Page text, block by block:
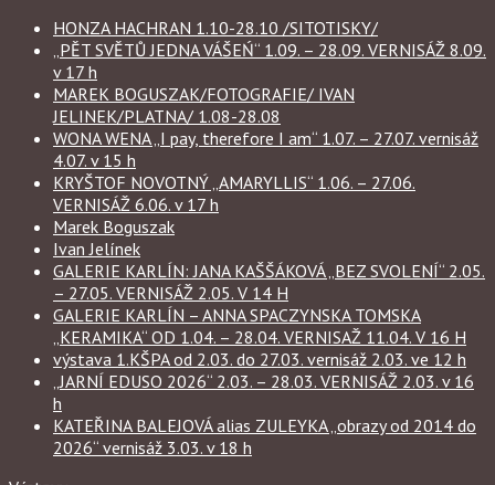
HONZA HACHRAN 1.10-28.10 /SITOTISKY/
„PĚT SVĚTŮ JEDNA VÁŠEŃ“ 1.09. – 28.09. VERNISÁŽ 8.09.
v 17 h
MAREK BOGUSZAK/FOTOGRAFIE/ IVAN
JELINEK/PLATNA/ 1.08-28.08
WONA WENA „I pay, therefore I am“ 1.07. – 27.07. vernisáž
4.07. v 15 h
KRYŠTOF NOVOTNÝ „AMARYLLIS“ 1.06. – 27.06.
VERNISÁŽ 6.06. v 17 h
Marek Boguszak
Ivan Jelínek
GALERIE KARLÍN: JANA KAŠŠÁKOVÁ „BEZ SVOLENÍ“ 2.05.
– 27.05. VERNISÁŽ 2.05. V 14 H
GALERIE KARLÍN – ANNA SPACZYNSKA TOMSKA
„KERAMIKA“ OD 1.04. – 28.04. VERNISAŽ 11.04. V 16 H
výstava 1.KŠPA od 2.03. do 27.03. vernisáž 2.03. ve 12 h
„JARNÍ EDUSO 2026“ 2.03. – 28.03. VERNISÁŽ 2.03. v 16
h
KATEŘINA BALEJOVÁ alias ZULEYKA „obrazy od 2014 do
2026“ vernisáž 3.03. v 18 h